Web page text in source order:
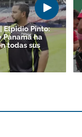
Elpidio Pinto:
Panamá ha
todas sus